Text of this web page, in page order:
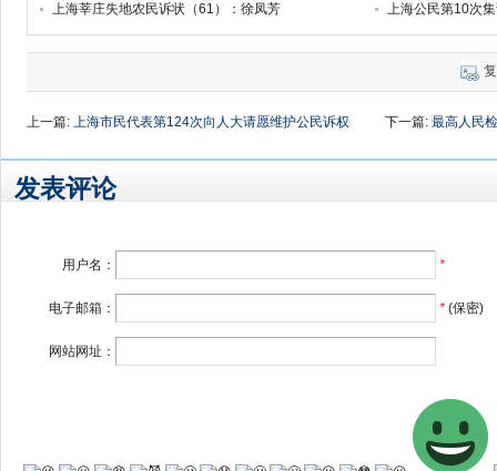
上海莘庄失地农民诉状（61）：徐凤芳
上海公民第10次
上一篇: 上海市民代表第124次向人大请愿维护公民诉权 下一篇: 最高人民
发表评论
用户名： *
电子邮箱： *(保密)
网站网址：